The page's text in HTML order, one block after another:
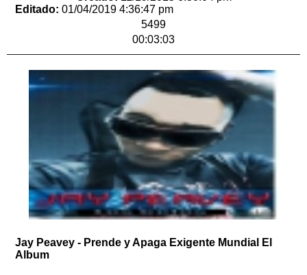
Editado: 01/04/2019 4:36:47 pm
5499
00:03:03
Jay Peavey - Prende y Apaga Exigente Mundial El
Album